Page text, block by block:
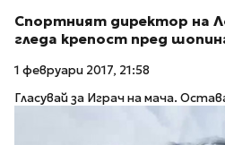
Спортният директор на
гледа крепост пред
1 февруари 2017, 21:58
Гласувай за Играч на мача.